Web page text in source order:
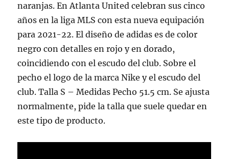
naranjas. En Atlanta United celebran sus cinco
años en la liga MLS con esta nueva equipación
para 2021-22. El diseño de adidas es de color
negro con detalles en rojo y en dorado,
coincidiendo con el escudo del club. Sobre el
pecho el logo de la marca Nike y el escudo del
club. Talla S – Medidas Pecho 51.5 cm. Se ajusta
normalmente, pide la talla que suele quedar en
este tipo de producto.